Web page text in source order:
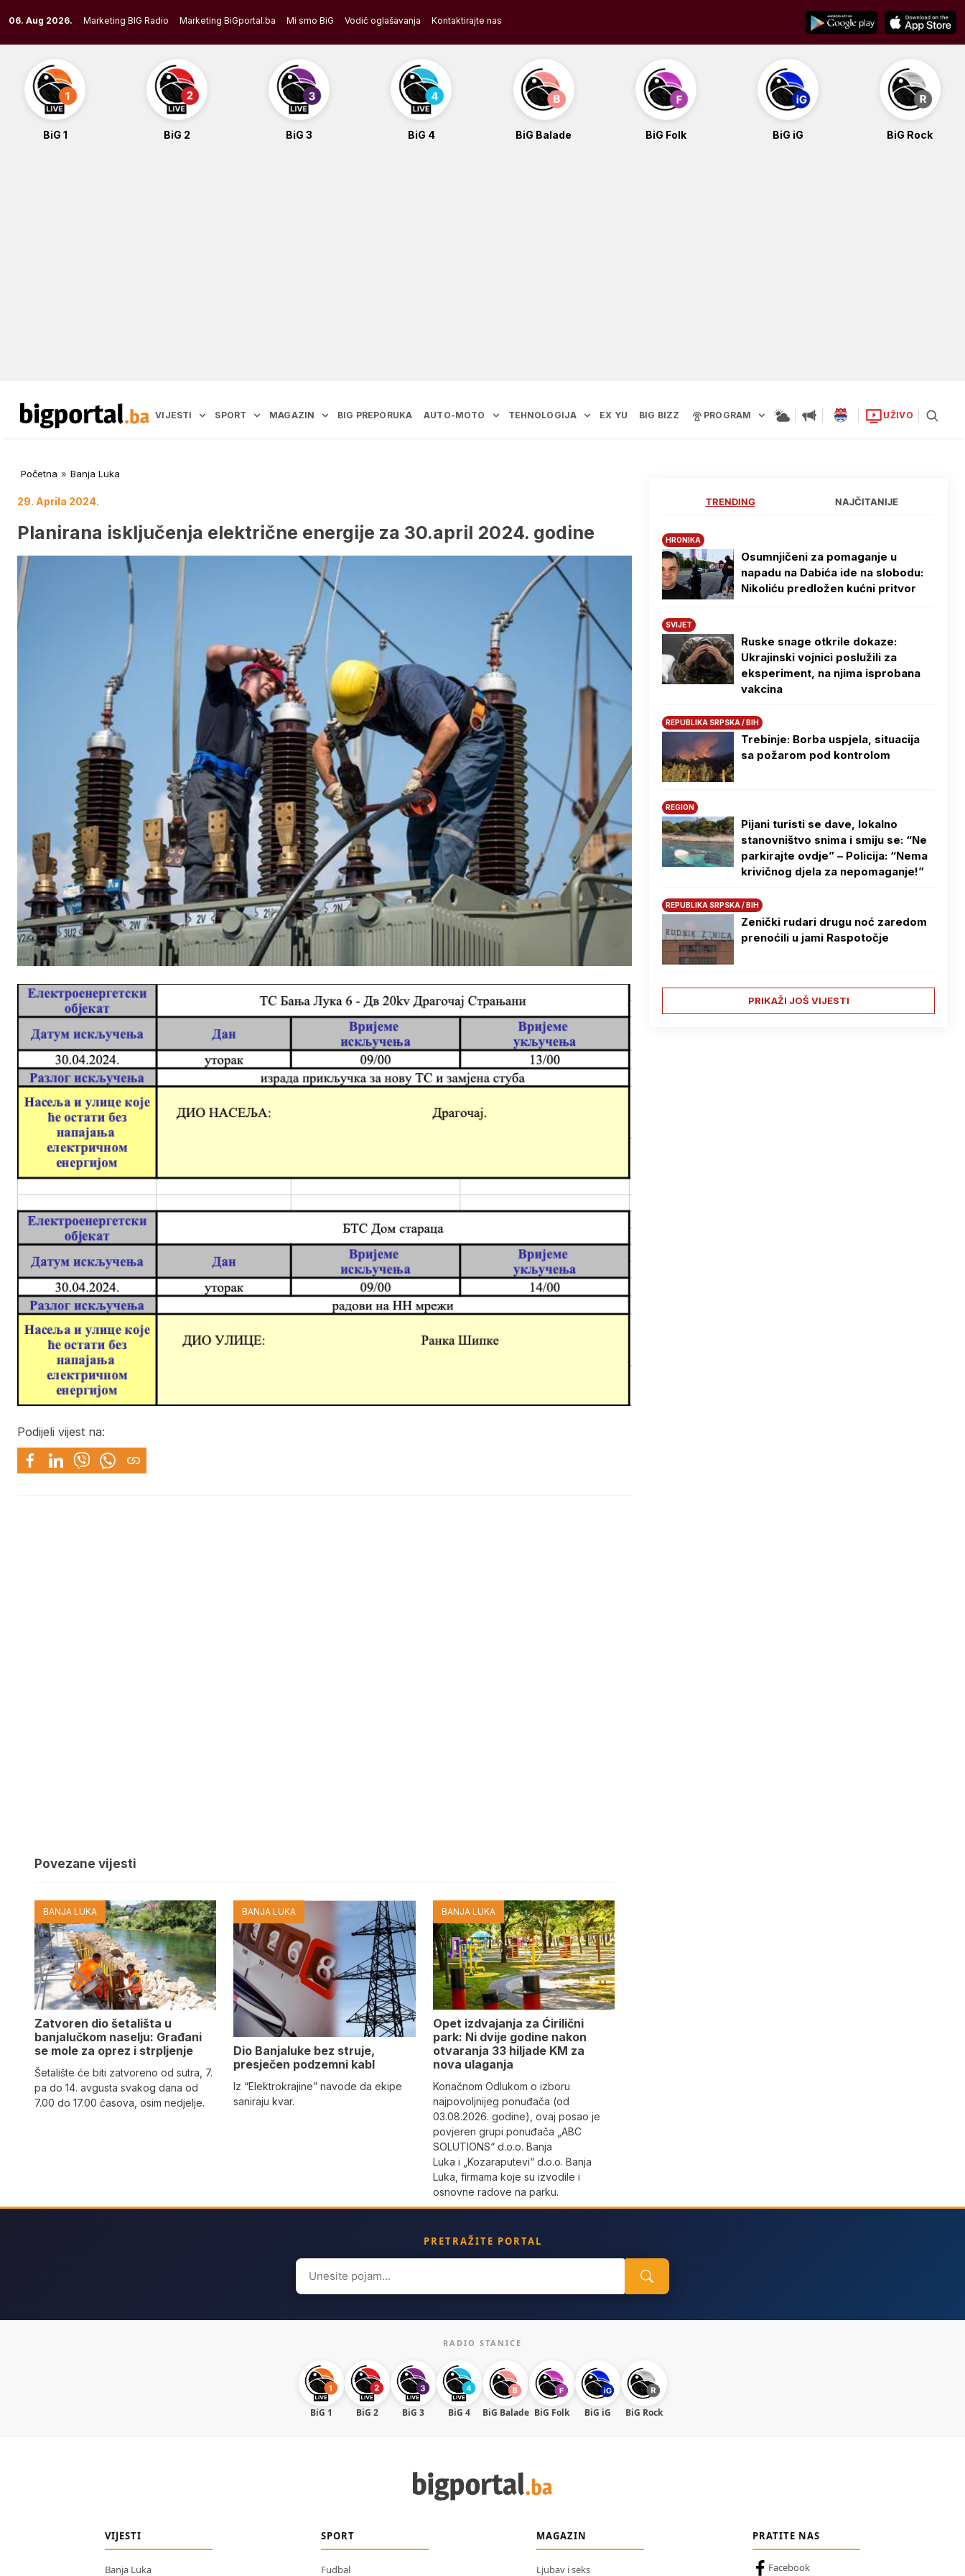
to
content
06. Aug 2026. Marketing BIG Radio Marketing BiGportal.ba Mi smo BiG Vodič oglašavanja Kontaktirajte nas
BiG 1 BiG 2 BiG 3 BiG 4 BiG Balade BiG Folk BiG iG BiG Rock
VIJESTI SPORT MAGAZIN BIG PREPORUKA AUTO-MOTO TEHNOLOGIJA EX YU BIG BIZZ PROGRAM UŽIVO
Početna » Banja Luka
29. Aprila 2024.
Planirana isključenja električne energije za 30.april 2024. godine
Podijeli vijest na:
Povezane vijesti
BANJA LUKA
Zatvoren dio šetališta u
banjalučkom naselju: Građani
se mole za oprez i strpljenje
Šetalište će biti zatvoreno od sutra, 7.
pa do 14. avgusta svakog dana od
7.00 do 17.00 časova, osim nedjelje.
BANJA LUKA
Dio Banjaluke bez struje,
presječen podzemni kabl
Iz “Elektrokrajine” navode da ekipe
saniraju kvar.
BANJA LUKA
Opet izdvajanja za Ćirilični
park: Ni dvije godine nakon
otvaranja 33 hiljade KM za
nova ulaganja
Konačnom Odlukom o izboru
najpovoljnijeg ponuđača (od
03.08.2026. godine), ovaj posao je
povjeren grupi ponuđača „ABC
SOLUTIONS“ d.o.o. Banja
Luka i „Kozaraputevi“ d.o.o. Banja
Luka, firmama koje su izvodile i
osnovne radove na parku.
TRENDING NAJČITANIJE
HRONIKA
Osumnjičeni za pomaganje u
napadu na Dabića ide na slobodu:
Nikoliću predložen kućni pritvor
SVIJET
Ruske snage otkrile dokaze:
Ukrajinski vojnici poslužili za
eksperiment, na njima isprobana
vakcina
REPUBLIKA SRPSKA / BIH
Trebinje: Borba uspjela, situacija
sa požarom pod kontrolom
REGION
Pijani turisti se dave, lokalno
stanovništvo snima i smiju se: “Ne
parkirajte ovdje” – Policija: “Nema
krivičnog djela za nepomaganje!”
REPUBLIKA SRPSKA / BIH
Zenički rudari drugu noć zaredom
prenoćili u jami Raspotočje
PRIKAŽI JOŠ VIJESTI
PRETRAŽITE PORTAL
Search
for:
RADIO STANICE
BiG 1 BiG 2 BiG 3 BiG 4 BiG Balade BiG Folk BiG iG BiG Rock
VIJESTI
Banja Luka
SPORT
Fudbal
MAGAZIN
Ljubav i seks
PRATITE NAS
Facebook